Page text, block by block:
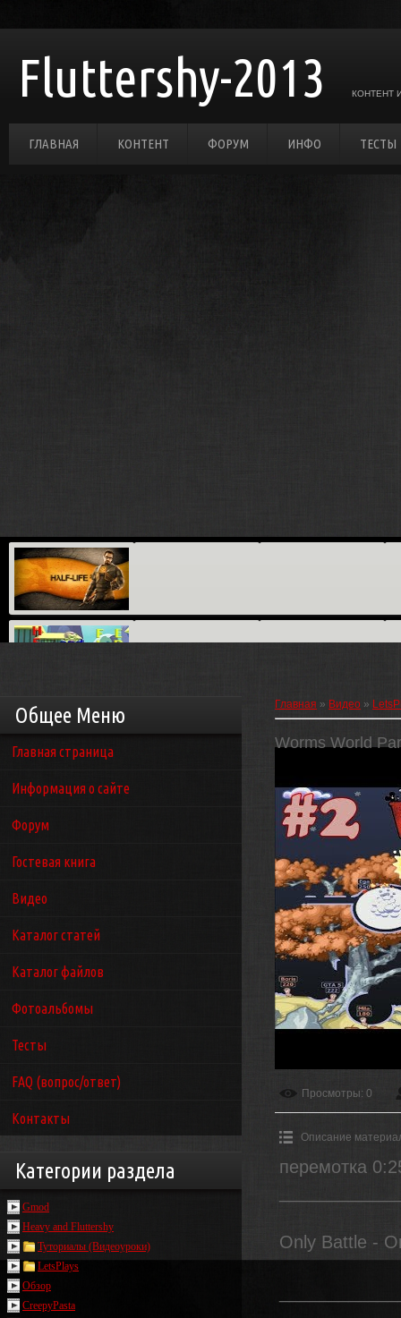
Fluttershy-2013 КОНТЕНТ
ГЛАВНАЯ КОНТЕНТ ФОРУМ ИНФО ТЕСТЫ
Общее Меню
Главная страница
Информация о сайте
Форум
Гостевая книга
Видео
Каталог статей
Каталог файлов
Фотоальбомы
Тесты
FAQ (вопрос/ответ)
Контакты
Категории раздела
Gmod
Heavy and Fluttershy
Туториалы (Видеоуроки)
LetsPlays
Обзор
CreepyPasta
Главная » Видео »
Worms World
Просмотры: 0
Описание
перемотка
Only Battle -